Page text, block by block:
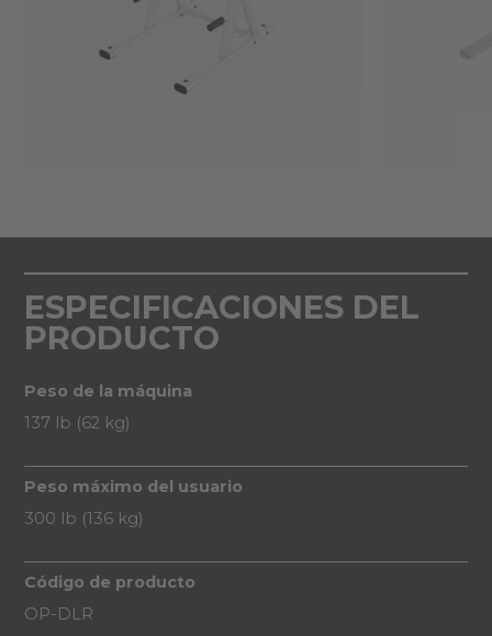
ESPECIFICACIONES DEL
PRODUCTO
Peso de la máquina
137 lb (62 kg)
Peso máximo del usuario
300 lb (136 kg)
Código de producto
OP-DLR